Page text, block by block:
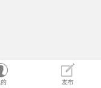
发布